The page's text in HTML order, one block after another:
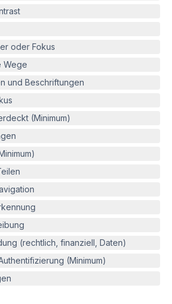
oder Fokus
Wege
und Beschriftungen
(Minimum)
(rechtlich, finanziell, Daten)
(Minimum)